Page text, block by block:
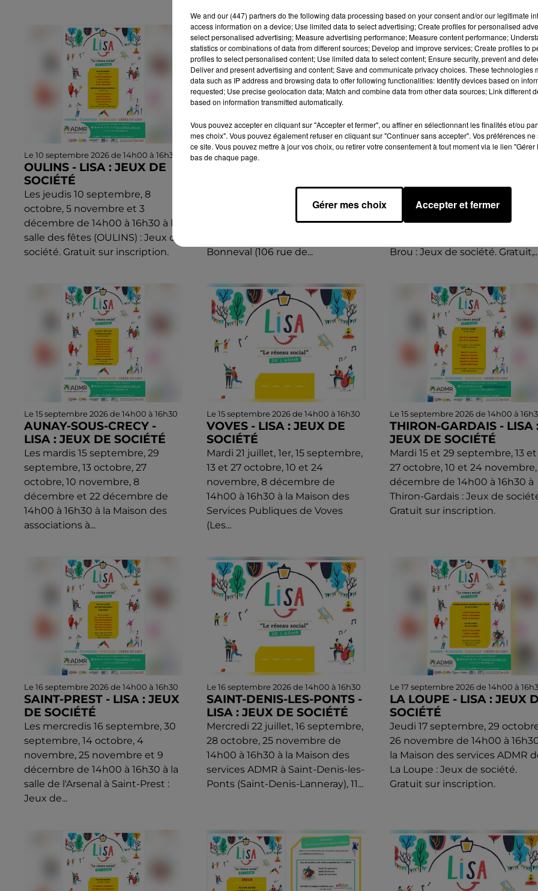
Le 10 septembre 2026 de 14h00 à 16h30
OULINS - LISA : JEUX DE
SOCIÉTÉ
Les jeudis 10 septembre, 8
octobre, 5 novembre et 3
décembre de 14h00 à 16h30 à la
salle des fêtes (OULINS) : Jeux de
société. Gratuit sur inscription.
Le 14 septembre 2026 de 14h00 à 16h30
et 19 octobre, 2, 9, 16 novembre,
7, 14 décembre de 14h00 à 16h30
Bonneval (106 rue de...
26 octobre, 9 et 23 novembre, 7
décembre de 14h00 à 16h30 à la
Brou : Jeux de société. Gratuit,...
Le 15 septembre 2026 de 14h00 à 16h30
AUNAY-SOUS-CRECY -
LISA : JEUX DE SOCIÉTÉ
Les mardis 15 septembre, 29
septembre, 13 octobre, 27
octobre, 10 novembre, 8
décembre et 22 décembre de
14h00 à 16h30 à la Maison des
associations à...
Le 15 septembre 2026 de 14h00 à 16h30
VOVES - LISA : JEUX DE
SOCIÉTÉ
Mardi 21 juillet, 1er, 15 septembre,
13 et 27 octobre, 10 et 24
novembre, 8 décembre de
14h00 à 16h30 à la Maison des
Services Publiques de Voves
(Les...
Le 15 septembre 2026 de 14h00 à
THIRON-GARDAIS - LISA
JEUX DE SOCIÉTÉ
Mardi 15 et 29 septembre, 13 et
27 octobre, 10 et 24
décembre de 14h00 à 16h30 à
Thiron-Gardais : Jeux de
Gratuit sur inscription.
Le 16 septembre 2026 de 14h00 à 16h30
SAINT-PREST - LISA : JEUX
DE SOCIÉTÉ
Les mercredis 16 septembre, 30
septembre, 14 octobre, 4
novembre, 25 novembre et 9
décembre de 14h00 à 16h30 à la
salle de l'Arsenal à Saint-Prest :
Jeux de...
Le 16 septembre 2026 de 14h00 à 16h30
SAINT-DENIS-LES-PONTS -
LISA : JEUX DE SOCIÉTÉ
Mercredi 22 juillet, 16 septembre,
28 octobre, 25 novembre de
14h00 à 16h30 à la Maison des
services ADMR à Saint-Denis-les-
Ponts (Saint-Denis-Lanneray), 11...
Le 17 septembre 2026 de 14h00 à
LA LOUPE - LISA : JEUX
SOCIÉTÉ
Jeudi 17 septembre, 29
26 novembre de 14h00 à
la Maison des services ADMR
La Loupe : Jeux de société.
Gratuit sur inscription.
We and our (447) partnersdo the following data processing based on your consent and/or our legitimate
access information on a device; Use limited data to select advertising; Create profiles for personalised
select personalised advertising; Measure advertising performance; Measure content performance;
statistics or combinations of data from different sources; Develop and improve services; Create profiles to
profiles to select personalised content; Use limited data to select content; Ensure security, prevent and
Deliver and present advertising and content; Save and communicate privacy choices. These technologies
data such as IP address and browsing data to offer following functionalities: Identify devices based on
requested; Use precise geolocation data; Match and combine data from other data sources; Link different
based on information transmitted automatically.
Vous pouvez accepter en cliquant sur "Accepter et fermer", ou affiner en sélectionnant les finalités et/ou
mes choix". Vous pouvez également refuser en cliquant sur "Continuer sans accepter". Vos préférences
ce site. Vous pouvez mettre à jour vos choix, ou retirer votre consentement à tout moment via le lien
bas de chaque page.
Gérer mes choix Accepter et fermer